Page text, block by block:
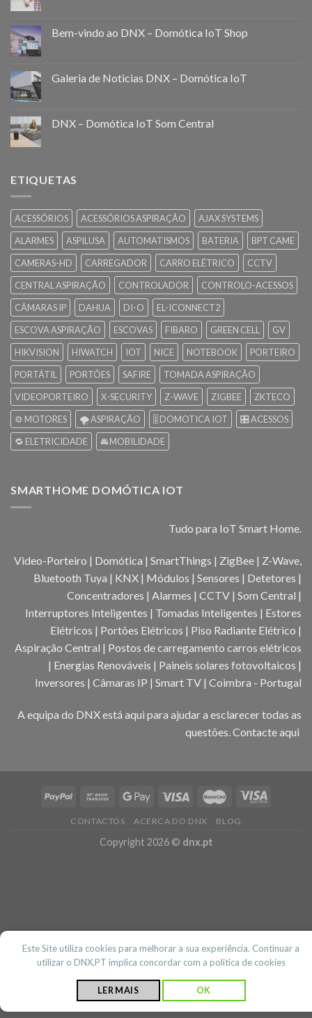
Bem-vindo ao DNX – Domótica IoT Shop
Galeria de Noticias DNX – Domótica IoT
DNX – Domótica IoT Som Central
ETIQUETAS
ACESSÓRIOS ACESSÓRIOS ASPIRAÇÃO
AJAX SYSTEMS
ALARMES
ASPILUSA AUTOMATISMOS BATERIA
BPT CAME
CAMERAS-HD
CARREGADOR CARRO ELÉTRICO
CCTV
CENTRAL ASPIRAÇÃO
CONTROLADOR
CONTROLO-ACESSOS
CÂMARAS IP
DAHUA DI-O
EL-ICONNECT2
ESCOVA ASPIRAÇÃO
ESCOVAS FIBARO GREEN CELL
GV
HIKVISION
HIWATCH IOT NICE NOTEBOOK
PORTEIRO
PORTÁTIL
PORTÕES SAFIRE
TOMADA ASPIRAÇÃO
VIDEOPORTEIRO
X-SECURITY Z-WAVE ZIGBEE
ZKTECO
⚙️ MOTORES
🌪️ ASPIRAÇÃO 🎚️ DOMOTICA IOT
🎛️ ACESSOS
🔁 ELETRICIDADE
🚘 MOBILIDADE
SMARTHOME DOMÓTICA IOT
Tudo para IoT Smart Home.
Video-Porteiro | Domótica | SmartThings | ZigBee | Z-Wave,
Bluetooth Tuya | KNX | Módulos | Sensores | Detetores |
Concentradores | Alarmes | CCTV | Som Central |
Interruptores Inteligentes | Tomadas Inteligentes | Estores
Elétricos | Portões Elétricos | Piso Radiante Elétrico |
Aspiração Central | Postos de carregamento carros elétricos
| Energias Renováveis | Paineis solares fotovoltaicos |
Inversores | Câmaras IP | Smart TV | Coimbra - Portugal
A equipa do DNX está aqui para ajudar a esclarecer todas as
questões. Contacte aqui
CONTACTOS ACERCA DO DNX BLOG
Copyright 2026 © dnx.pt
Este Site utiliza cookies para melhorar a sua experiência. Continuar a
utilizar o DNX.PT implica concordar com a politica de cookies